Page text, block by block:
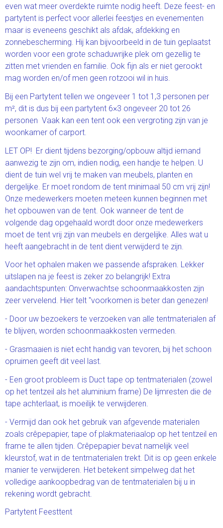
even wat meer overdekte ruimte nodig heeft. Deze feest- en
partytent is perfect voor allerlei feestjes en evenementen
maar is eveneens geschikt als afdak, afdekking en
zonnebescherming. Hij kan bijvoorbeeld in de tuin geplaatst
worden voor een grote schaduwrijke plek om gezellig te
zitten met vrienden en familie. Ook fijn als er niet gerookt
mag worden en/of men geen rotzooi wil in huis.
Bij een Partytent tellen we ongeveer 1 tot 1,3 personen per
m², dit is dus bij een partytent 6×3 ongeveer 20 tot 26
personen Vaak kan een tent ook een vergroting zijn van je
woonkamer of carport.
LET OP! Er dient tijdens bezorging/opbouw altijd iemand
aanwezig te zijn om, indien nodig, een handje te helpen. U
dient de tuin wel vrij te maken van meubels, planten en
dergelijke. Er moet rondom de tent minimaal 50 cm vrij zijn!
Onze medewerkers moeten meteen kunnen beginnen met
het opbouwen van de tent. Ook wanneer de tent de
volgende dag opgehaald wordt door onze medewerkers
moet de tent vrij zijn van meubels en dergelijke. Alles wat u
heeft aangebracht in de tent dient verwijderd te zijn.
Voor het ophalen maken we passende afspraken. Lekker
uitslapen na je feest is zeker zo belangrijk! Extra
aandachtspunten: Onverwachtse schoonmaakkosten zijn
zeer vervelend. Hier telt "voorkomen is beter dan genezen!
- Door uw bezoekers te verzoeken van alle tentmaterialen af
te blijven, worden schoonmaakkosten vermeden.
- Grasmaaien is niet echt handig van tevoren, bij het schoon
opruimen geeft dit veel last.
- Een groot probleem is Duct tape op tentmaterialen (zowel
op het tentzeil als het aluminium frame) De lijmresten die de
tape achterlaat, is moeilijk te verwijderen.
- Vermijd dan ook het gebruik van afgevende materialen
zoals crêpepapier, tape of plakmateriaalop op het tentzeil en
frame te allen tijden. Crêpepapier bevat namelijk veel
kleurstof, wat in de tentmaterialen trekt. Dit is op geen enkele
manier te verwijderen. Het betekent simpelweg dat het
volledige aankoopbedrag van de tentmaterialen bij u in
rekening wordt gebracht.
Partytent Feesttent